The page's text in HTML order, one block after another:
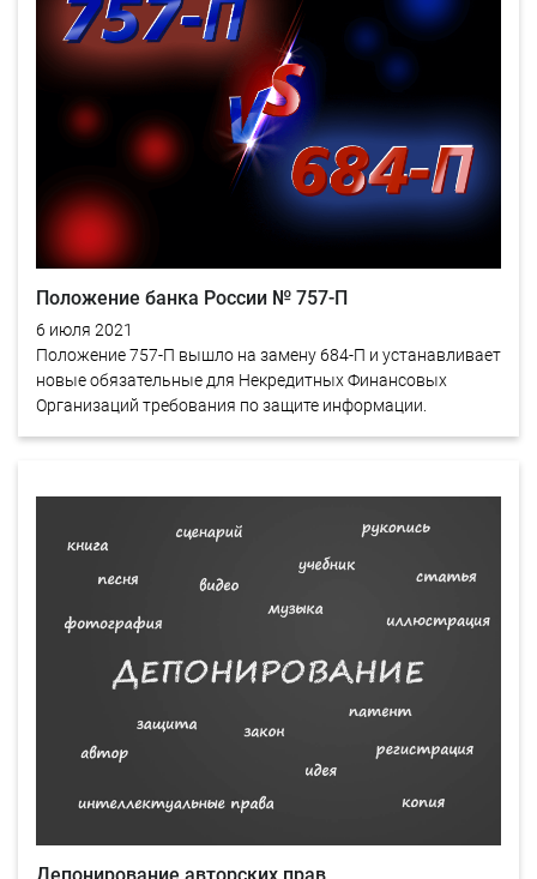
Положение банка России № 757-П
6 июля 2021
Положение 757-П вышло на замену 684-П и устанавливает
новые обязательные для Некредитных Финансовых
Организаций требования по защите информации.